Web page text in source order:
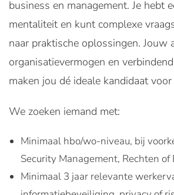
business en management. Je hebt
mentaliteit en kunt complexe
naar praktische oplossingen. Jouw
organisatievermogen en
maken jou dé ideale kandidaat
We zoeken iemand met:
Minimaal hbo/wo-niveau, bij
Security Management, Rechten of
Minimaal 3 jaar relevante